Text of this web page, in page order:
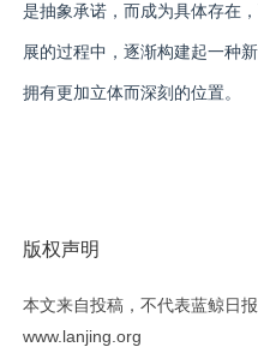
是抽象承诺，而成为具体存在
展的过程中，逐渐构建起一种
拥有更加立体而深刻的位置。
版权声明
本文来自投稿，不代表蓝鲸日
www.lanjing.org